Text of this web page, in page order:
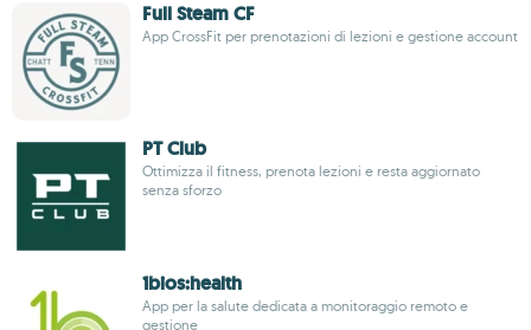
Full Steam CF
App CrossFit per prenotazioni di lezioni e gestione account
PT Club
Ottimizza il fitness, prenota lezioni e resta aggiornato
senza sforzo
1bios:health
App per la salute dedicata a monitoraggio remoto e
gestione